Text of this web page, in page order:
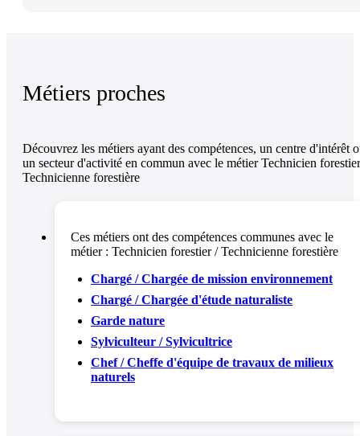
Métiers proches
Découvrez les métiers ayant des compétences, un centre d'intérêt
un secteur d'activité en commun avec le métier Technicien
Technicienne forestière
Ces métiers ont des compétences communes avec le
métier : Technicien forestier / Technicienne forestière
Chargé / Chargée de mission environnement
Chargé / Chargée d'étude naturaliste
Garde nature
Sylviculteur / Sylvicultrice
Chef / Cheffe d'équipe de travaux de milieux
naturels